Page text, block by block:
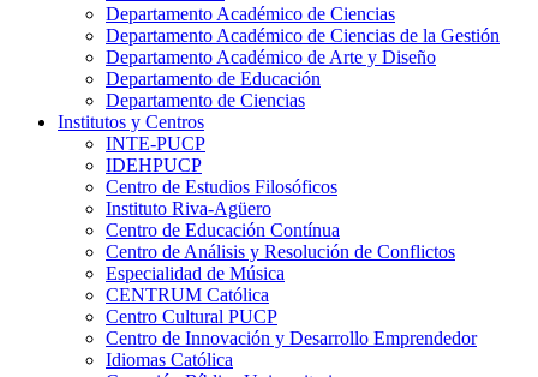
Departamento Académico de Ciencias
Departamento Académico de Ciencias de la Gestión
Departamento Académico de Arte y Diseño
Departamento de Educación
Departamento de Ciencias
Institutos y Centros
INTE-PUCP
IDEHPUCP
Centro de Estudios Filosóficos
Instituto Riva-Agüero
Centro de Educación Contínua
Centro de Análisis y Resolución de Conflictos
Especialidad de Música
CENTRUM Católica
Centro Cultural PUCP
Centro de Innovación y Desarrollo Emprendedor
Idiomas Católica